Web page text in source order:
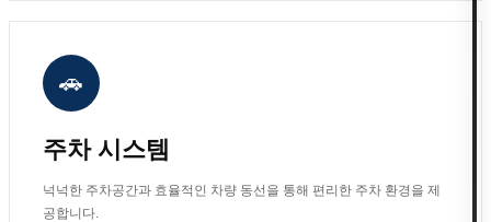
🚗
주차 시스템
넉넉한 주차공간과 효율적인 차량 동선을 통해 편리한 주차 환경을 제
공합니다.